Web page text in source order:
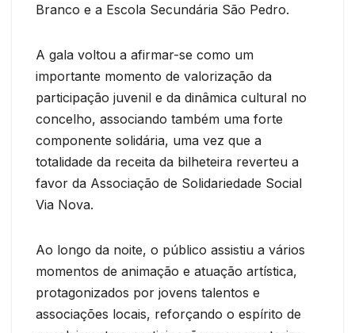
Branco e a Escola Secundária São Pedro.
A gala voltou a afirmar-se como um
importante momento de valorização da
participação juvenil e da dinâmica cultural no
concelho, associando também uma forte
componente solidária, uma vez que a
totalidade da receita da bilheteira reverteu a
favor da Associação de Solidariedade Social
Via Nova.
Ao longo da noite, o público assistiu a vários
momentos de animação e atuação artística,
protagonizados por jovens talentos e
associações locais, reforçando o espírito de